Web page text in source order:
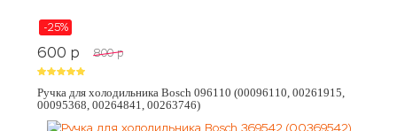
-25%
600 p 800 p
Ручка для холодильника Bosch 096110 (00096110, 00261915,
00095368, 00264841, 00263746)